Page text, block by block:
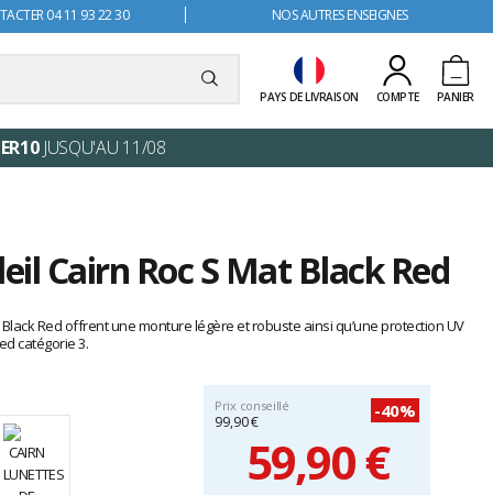
04 11 93 22 30 NOS AUTRES ENSEIGNES
PAYS DE LIVRAISON COMPTE PANIER
JUSQU'AU 11/08
Cairn Roc S Mat Black Red
Red offrent une monture légère et robuste ainsi qu’une protection UV
catégorie 3.
Prix conseillé
99,90 €
-40%
59,90 €